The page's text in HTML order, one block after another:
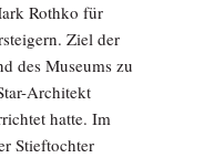
Rothko für
Ziel der
des Museums zu
Architekt
hatte. Im
Stieftochter